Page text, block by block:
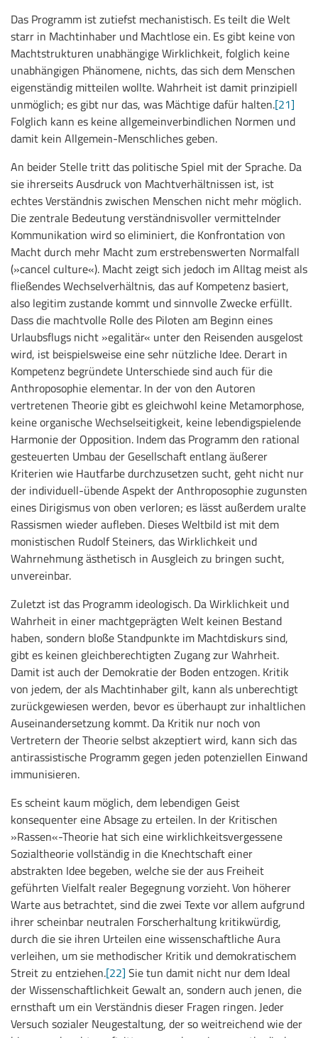
Das Programm ist zutiefst mechanistisch. Es teilt die Welt
starr in Machtinhaber und Machtlose ein. Es gibt keine von
Machtstrukturen unabhängige Wirklichkeit, folglich keine
unabhängigen Phänomene, nichts, das sich dem Menschen
eigenständig mitteilen wollte. Wahrheit ist damit prinzipiell
unmöglich; es gibt nur das, was Mächtige dafür halten.[21]
Folglich kann es keine allgemeinverbindlichen Normen und
damit kein Allgemein-Menschliches geben.
An beider Stelle tritt das politische Spiel mit der Sprache. Da
sie ihrerseits Ausdruck von Machtverhältnissen ist, ist
echtes Verständnis zwischen Menschen nicht mehr möglich.
Die zentrale Bedeutung verständnisvoller vermittelnder
Kommunikation wird so eliminiert, die Konfrontation von
Macht durch mehr Macht zum erstrebenswerten Normalfall
(»cancel culture«). Macht zeigt sich jedoch im Alltag meist als
fließendes Wechselverhältnis, das auf Kompetenz basiert,
also legitim zustande kommt und sinnvolle Zwecke erfüllt.
Dass die machtvolle Rolle des Piloten am Beginn eines
Urlaubsflugs nicht »egalitär« unter den Reisenden ausgelost
wird, ist beispielsweise eine sehr nützliche Idee. Derart in
Kompetenz begründete Unterschiede sind auch für die
Anthroposophie elementar. In der von den Autoren
vertretenen Theorie gibt es gleichwohl keine Metamorphose,
keine organische Wechselseitigkeit, keine lebendigspielende
Harmonie der Opposition. Indem das Programm den rational
gesteuerten Umbau der Gesellschaft entlang äußerer
Kriterien wie Hautfarbe durchzusetzen sucht, geht nicht nur
der individuell-übende Aspekt der Anthroposophie zugunsten
eines Dirigismus von oben verloren; es lässt außerdem uralte
Rassismen wieder aufleben. Dieses Weltbild ist mit dem
monistischen Rudolf Steiners, das Wirklichkeit und
Wahrnehmung ästhetisch in Ausgleich zu bringen sucht,
unvereinbar.
Zuletzt ist das Programm ideologisch. Da Wirklichkeit und
Wahrheit in einer machtgeprägten Welt keinen Bestand
haben, sondern bloße Standpunkte im Machtdiskurs sind,
gibt es keinen gleichberechtigten Zugang zur Wahrheit.
Damit ist auch der Demokratie der Boden entzogen. Kritik
von jedem, der als Machtinhaber gilt, kann als unberechtigt
zurückgewiesen werden, bevor es überhaupt zur inhaltlichen
Auseinandersetzung kommt. Da Kritik nur noch von
Vertretern der Theorie selbst akzeptiert wird, kann sich das
antirassistische Programm gegen jeden potenziellen Einwand
immunisieren.
Es scheint kaum möglich, dem lebendigen Geist
konsequenter eine Absage zu erteilen. In der Kritischen
»Rassen«-Theorie hat sich eine wirklichkeitsvergessene
Sozialtheorie vollständig in die Knechtschaft einer
abstrakten Idee begeben, welche sie der aus Freiheit
geführten Vielfalt realer Begegnung vorzieht. Von höherer
Warte aus betrachtet, sind die zwei Texte vor allem aufgrund
ihrer scheinbar neutralen Forscherhaltung kritikwürdig,
durch die sie ihren Urteilen eine wissenschaftliche Aura
verleihen, um sie methodischer Kritik und demokratischem
Streit zu entziehen.[22] Sie tun damit nicht nur dem Ideal
der Wissenschaftlichkeit Gewalt an, sondern auch jenen, die
ernsthaft um ein Verständnis dieser Fragen ringen. Jeder
Versuch sozialer Neugestaltung, der so weitreichend wie der